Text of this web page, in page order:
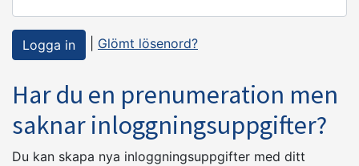
Glömt lösenord?
Har du en prenumeration men
saknar inloggningsuppgifter?
Du kan skapa nya inloggningsuppgifter med ditt